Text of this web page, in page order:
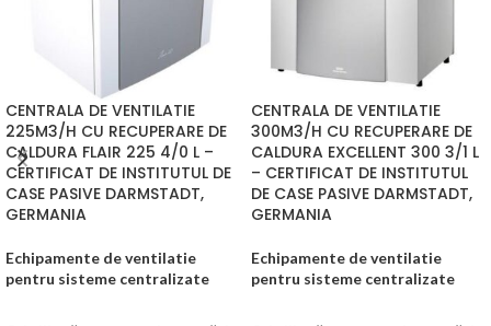
CENTRALA DE VENTILATIE
225M3/H CU RECUPERARE DE
CALDURA FLAIR 225 4/0 L –
CERTIFICAT DE INSTITUTUL DE
CASE PASIVE DARMSTADT,
GERMANIA
Echipamente de ventilatie
pentru sisteme centralizate
CENTRALA DE VENTILATIE
300M3/H CU RECUPERARE DE
CALDURA EXCELLENT 300 3/1 L
– CERTIFICAT DE INSTITUTUL
DE CASE PASIVE DARMSTADT,
GERMANIA
Echipamente de ventilatie
pentru sisteme centralizate